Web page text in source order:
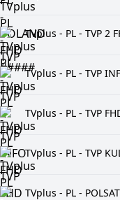
TVplus - PL - TVP 2
TVplus - PL - TVP
TVplus - PL - TVP
TVplus - PL - TVP
TVplus - PL -